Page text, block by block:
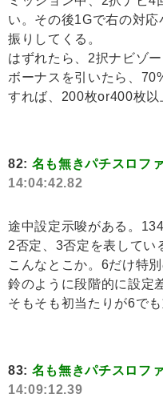
い。その後1Gで右の対
振りしてくる。
はずれたら、2択ナビゾー
ボーナスを引いたら、
すれば、200枚or400枚以
82: 名も無きパチスロフ
14:04:42.82
途中設定示唆がある。
2否定、3否定を表してい
こんなとこか。6だけ特
鈴のように段階的に設定
そもそも初当たりが6でも
83: 名も無きパチスロフ
14:09:12.39